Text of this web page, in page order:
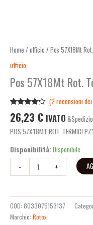
Home / ufficio / Pos 57X18Mt
ufficio
Pos 57X18Mt Rot.
4.00 su
5 su
base di
(2 recensioni
26,23 € IVATO
POS 57X18MT ROT. TERMICI
Disponibilità:Disponibile
-
+
COD: 8033075153137
Marchio: Rotox